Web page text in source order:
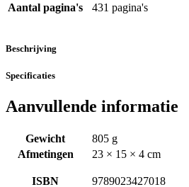
Aantal pagina's 431 pagina's
Beschrijving
Specificaties
Aanvullende informatie
Gewicht
805 g
Afmetingen
23 × 15 × 4 cm
ISBN 9789023427018